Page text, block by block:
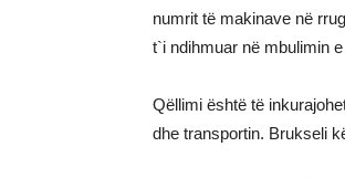
numrit të makinave në
t`i ndihmuar në mbulimin
Qëllimi është të
dhe transportin. Brukseli